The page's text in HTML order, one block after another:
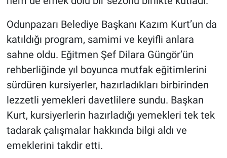
Odunpazarı Belediye Başkanı Kazım Kurt’un da
katıldığı program, samimi ve keyifli anlara
sahne oldu. Eğitmen Şef Dilara Güngör’ün
rehberliğinde yıl boyunca mutfak eğitimlerini
sürdüren kursiyerler, hazırladıkları birbirinden
lezzetli yemekleri davetlilere sundu. Başkan
Kurt, kursiyerlerin hazırladığı yemekleri tek tek
tadarak çalışmalar hakkında bilgi aldı ve
emeklerini takdir etti.